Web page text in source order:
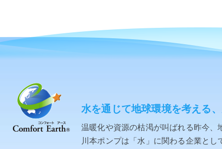
水を通じて地球環境を考える
温暖化や資源の枯渇が叫ばれる昨今
川本ポンプは「水」に関わる企業と